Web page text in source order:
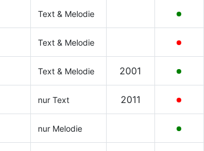
Text & Melodie
Text & Melodie
Text & Melodie 2001
nur Text 2011
nur Melodie